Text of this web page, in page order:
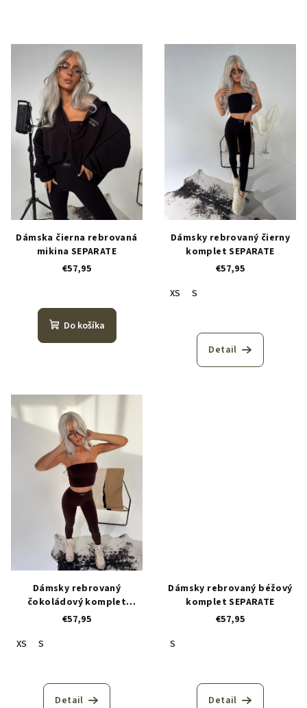
Dámska čierna rebrovaná
mikina SEPARATE
€57,95
Do košíka
Dámsky rebrovaný čierny
komplet SEPARATE
€57,95
XS
S
Detail
Dámsky rebrovaný
čokoládový komplet
SEPARATE
€57,95
XS
S
Detail
Dámsky rebrovaný béžový
komplet SEPARATE
€57,95
S
Detail